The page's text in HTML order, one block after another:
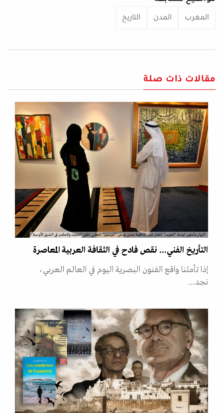
المغرب المدن التاريخ
مقالات ذات صلة
الزوار يتأملون لوحة "المغرب" للفنان فريد بلكاهية ضمن عرض "كريستيز" العلني للفن الحديث والمعاصر في الشرق الأوسط
التأريخ الفني... نقص فادح في الثقافة العربية المعاصرة
إذا تأملنا واقع الفنون البصرية اليوم في العالم العربي،
نجد…